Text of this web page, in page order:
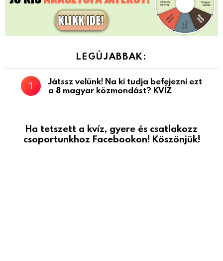
LEGÚJABBAK:
Játssz velünk! Na ki tudja befejezni ezt
a 8 magyar közmondást? KVÍZ
Ha tetszett a kvíz, gyere és csatlakozz
csoportunkhoz Facebookon! Köszönjük!